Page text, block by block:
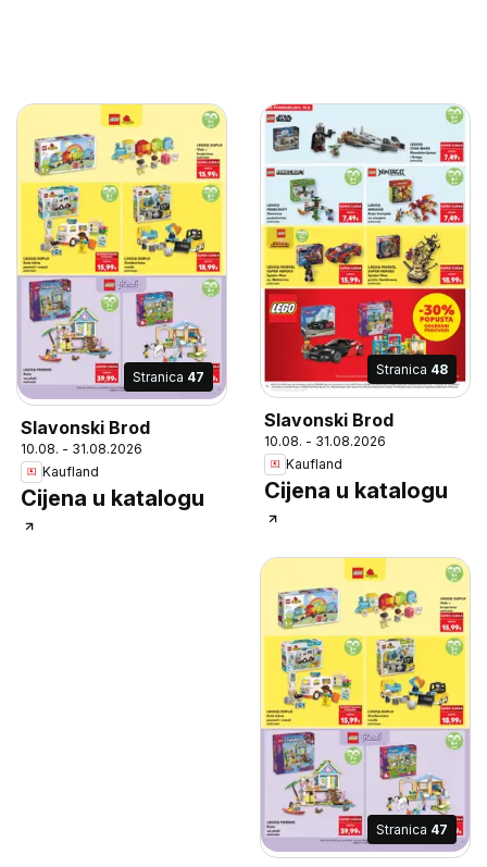
Stranica 47
Slavonski Brod
10.08. - 31.08.2026
Kaufland
Cijena u katalogu
Stranica 48
Slavonski Brod
10.08. - 31.08.2026
Kaufland
Cijena u katalogu
Stranica 47